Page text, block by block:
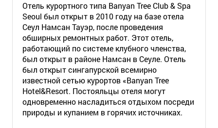
Отель курортного типа Banyan Tree Club & Spa
Seoul был открыт в 2010 году на базе отела
Сеул Намсан Тауэр, после проведения
обширных ремонтных работ. Этот отель,
работающий по системе клубного членства,
был открыт в районе Намсан в Сеуле. Отель
был открыт сингапурской всемирно
известной сетью курортов «Banyan Tree
Hotel&Resort. Постояльцы отеля могут
одновременно насладиться отдыхом посреди
природы и купанием в горячих источниках.